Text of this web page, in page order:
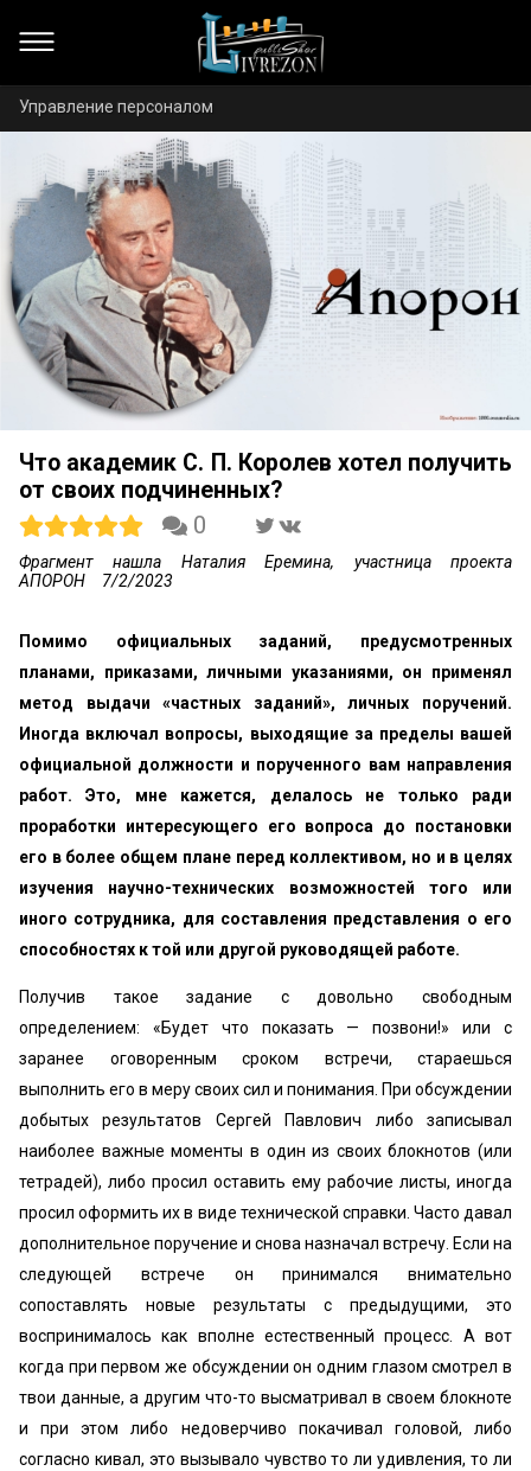
Управление персоналом
Что академик С. П. Королев хотел получить
от своих подчиненных?
0
Фрагмент нашла Наталия Еремина, участница проекта
АПОРОН
7/2/2023
Помимо официальных заданий, предусмотренных
планами, приказами, личными указаниями, он применял
метод выдачи «частных заданий», личных поручений.
Иногда включал вопросы, выходящие за пределы вашей
официальной должности и порученного вам направления
работ. Это, мне кажется, делалось не только ради
проработки интересующего его вопроса до постановки
его в более общем плане перед коллективом, но и в целях
изучения научно-технических возможностей того или
иного сотрудника, для составления представления о его
способностях к той или другой руководящей работе.
Получив такое задание с довольно свободным
определением: «Будет что показать — позвони!» или с
заранее оговоренным сроком встречи, стараешься
выполнить его в меру своих сил и понимания. При обсуждении
добытых результатов Сергей Павлович либо записывал
наиболее важные моменты в один из своих блокнотов (или
тетрадей), либо просил оставить ему рабочие листы, иногда
просил оформить их в виде технической справки. Часто давал
дополнительное поручение и снова назначал встречу. Если на
следующей встрече он принимался внимательно
сопоставлять новые результаты с предыдущими, это
воспринималось как вполне естественный процесс. А вот
когда при первом же обсуждении он одним глазом смотрел в
твои данные, а другим что-то высматривал в своем блокноте
и при этом либо недоверчиво покачивал головой, либо
согласно кивал, это вызывало чувство то ли удивления, то ли